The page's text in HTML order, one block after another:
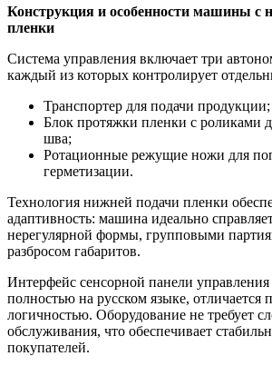
Конструкция и особенности машины с
пленки
Система управления включает три
каждый из которых контролирует
Транспортер для подачи продукции;
Блок протяжки пленки с роликами
шва;
Ротационные режущие ножи для
герметизации.
Технология нижней подачи пленки
адаптивность: машина идеально
нерегулярной формы, групповыми
разбросом габаритов.
Интерфейс сенсорной панели
полностью на русском языке, отличается
логичностью. Оборудование не требует
обслуживания, что обеспечивает
покупателей.